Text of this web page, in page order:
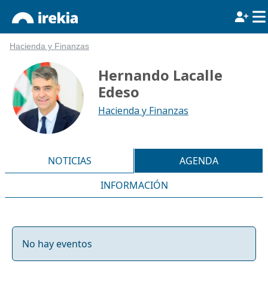
Hacienda y Finanzas
Hernando Lacalle
Edeso
Hacienda y Finanzas
NOTICIAS
AGENDA
INFORMACIÓN
No hay eventos